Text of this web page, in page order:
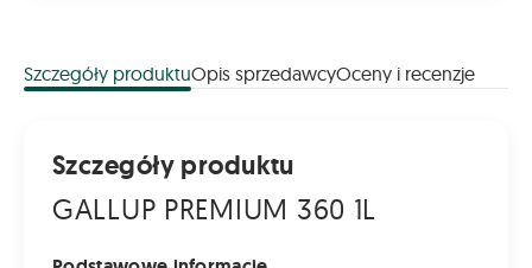
Szczegóły produktuOpis sprzedawcyOceny i recenzje
Szczegóły produktu
GALLUP PREMIUM 360 1L